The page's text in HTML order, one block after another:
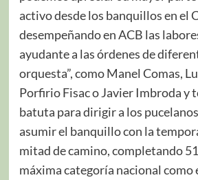
activo desde los banquillos en el
desempeñando en ACB las
ayudante a las órdenes de
orquesta”, como Manel Comas,
Porfirio Fisac o Javier Imbroda y
batuta para dirigir a los
asumir el banquillo con la
mitad de camino, completando
máxima categoría nacional